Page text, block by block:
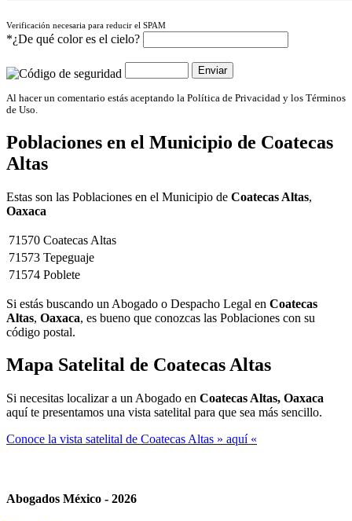
Verificación necesaria para reducir el SPAM
*¿De qué color es el cielo?
Al hacer un comentario estás aceptando la Política de Privacidad y los Términos
de Uso.
Poblaciones en el Municipio de Coatecas
Altas
Estas son las Poblaciones en el Municipio de Coatecas Altas,
Oaxaca
71570 Coatecas Altas
71573 Tepeguaje
71574 Poblete
Si estás buscando un Abogado o Despacho Legal en Coatecas
Altas, Oaxaca, es bueno que conozcas las Poblaciones con su
código postal.
Mapa Satelital de Coatecas Altas
Si necesitas localizar a un Abogado en Coatecas Altas, Oaxaca
aquí te presentamos una vista satelital para que sea más sencillo.
Conoce la vista satelital de Coatecas Altas » aquí «
Abogados México - 2026